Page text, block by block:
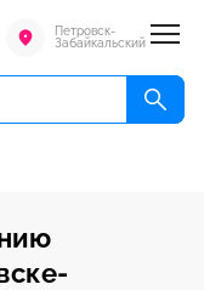
Петровск-
Забайкальский